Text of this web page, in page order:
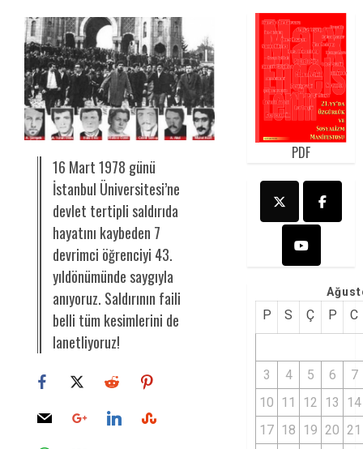
16 Mart 1978 günü
İstanbul Üniversitesi’ne
devlet tertipli saldırıda
hayatını kaybeden 7
devrimci öğrenciyi 43.
yıldönümünde saygıyla
anıyoruz. Saldırının faili
belli tüm kesimlerini de
lanetliyoruz!
PDF
P S Ç P C
3 4 5 6
7
10 11 12 13
14
17 18 19 20 21